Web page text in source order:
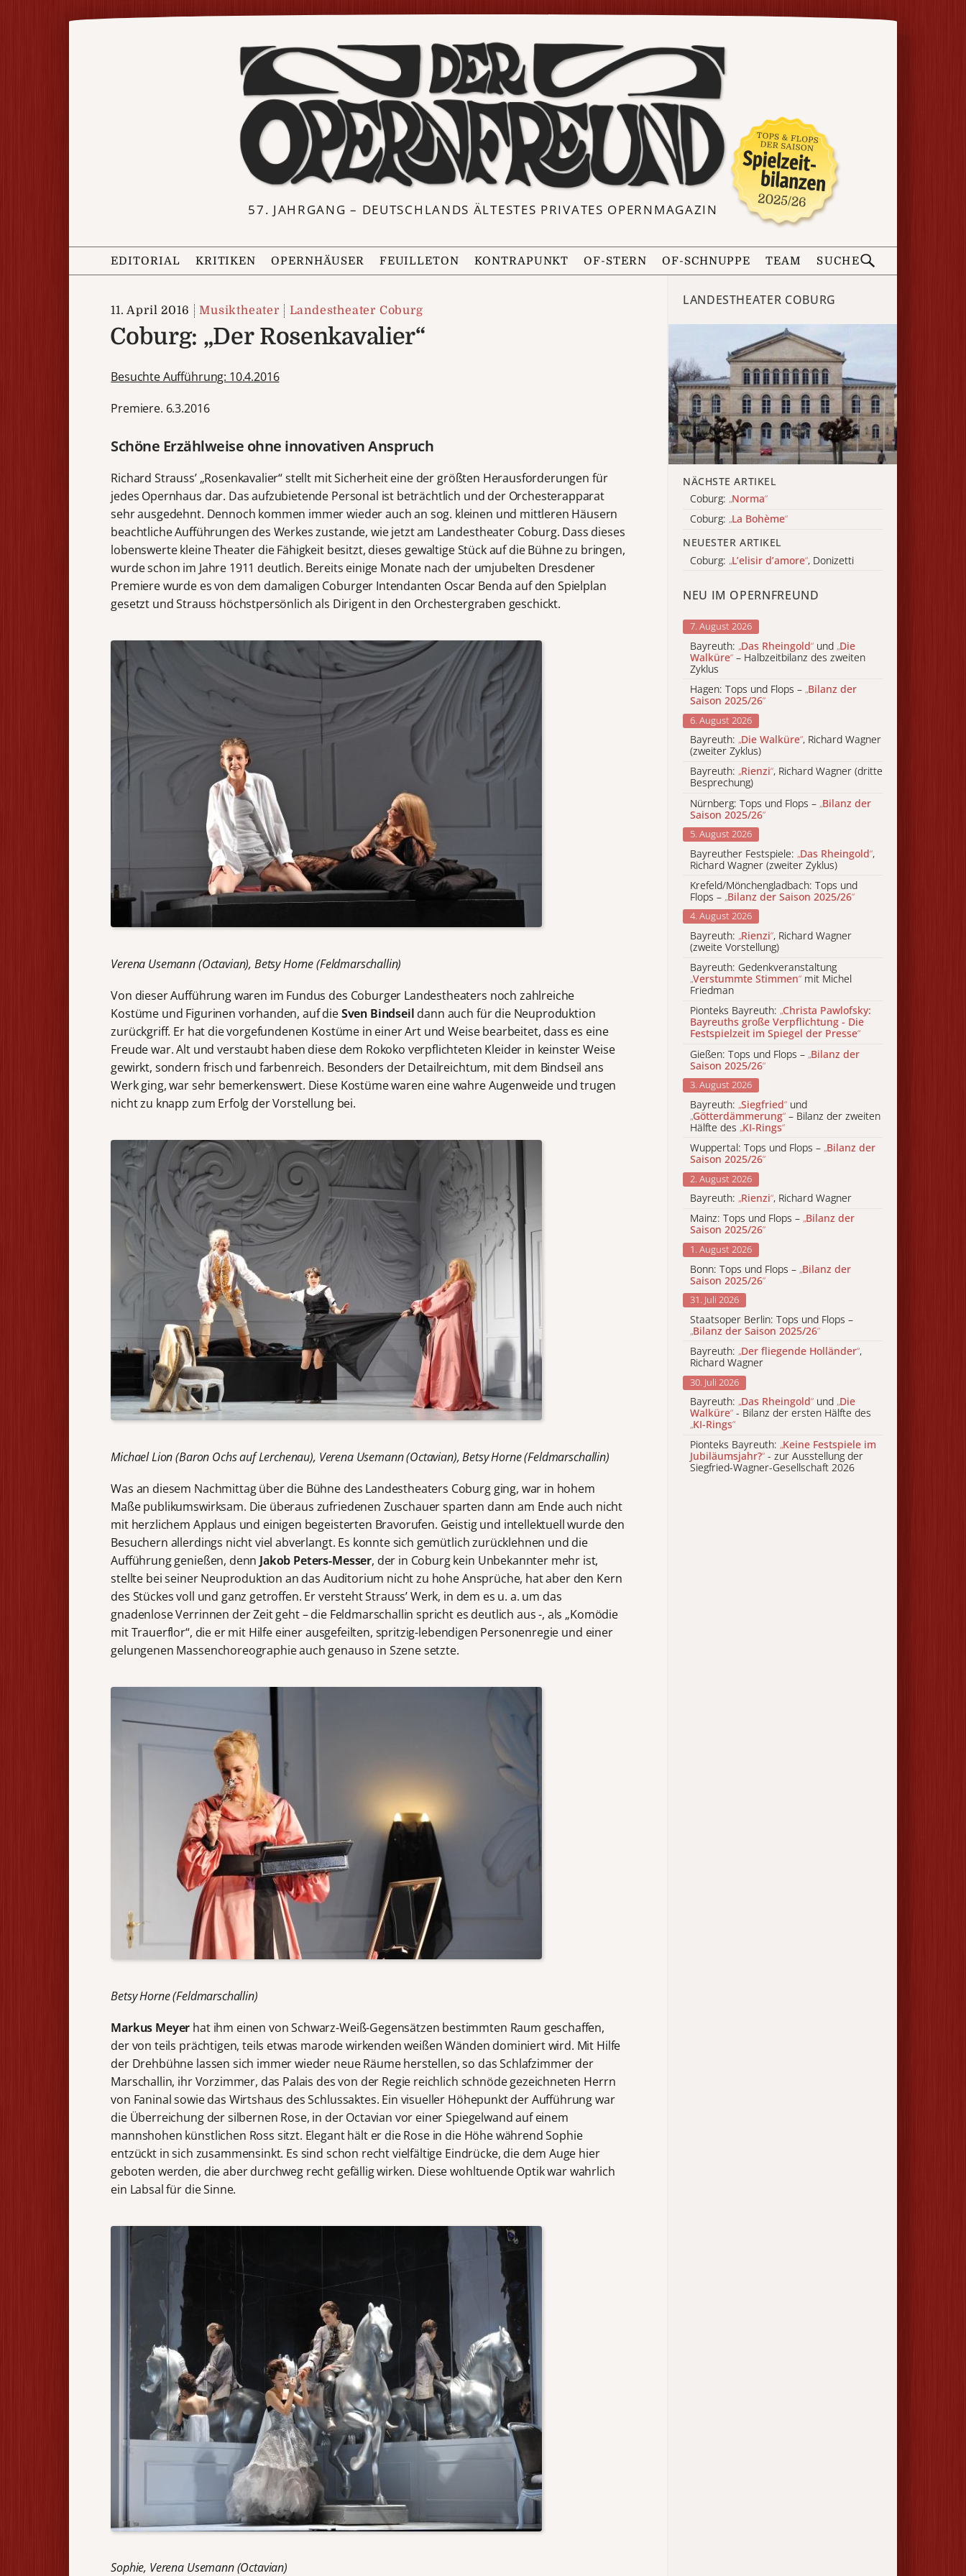
57. JAHRGANG – DEUTSCHLANDS ÄLTESTES PRIVATES OPERNMAGAZIN
EDITORIAL KRITIKEN OPERNHÄUSER FEUILLETON KONTRAPUNKT OF-STERN OF-SCHNUPPE TEAM SUCHE
11. April 2016 Musiktheater Landestheater Coburg
Coburg: „Der Rosenkavalier“
Besuchte Aufführung: 10.4.2016
Premiere. 6.3.2016
Schöne Erzählweise ohne innovativen Anspruch
Richard Strauss’ „Rosenkavalier“ stellt mit Sicherheit eine der größten Herausforderungen für
jedes Opernhaus dar. Das aufzubietende Personal ist beträchtlich und der Orchesterapparat
sehr ausgedehnt. Dennoch kommen immer wieder auch an sog. kleinen und mittleren Häusern
beachtliche Aufführungen des Werkes zustande, wie jetzt am Landestheater Coburg. Dass dieses
lobenswerte kleine Theater die Fähigkeit besitzt, dieses gewaltige Stück auf die Bühne zu bringen,
wurde schon im Jahre 1911 deutlich. Bereits einige Monate nach der umjubelten Dresdener
Premiere wurde es von dem damaligen Coburger Intendanten Oscar Benda auf den Spielplan
gesetzt und Strauss höchstpersönlich als Dirigent in den Orchestergraben geschickt.
Verena Usemann (Octavian), Betsy Horne (Feldmarschallin)
Von dieser Aufführung waren im Fundus des Coburger Landestheaters noch zahlreiche
Kostüme und Figurinen vorhanden, auf dieSven Bindseil dann auch für die Neuproduktion
zurückgriff. Er hat die vorgefundenen Kostüme in einer Art und Weise bearbeitet, dass es eine
Freude war. Alt und verstaubt haben diese dem Rokoko verpflichteten Kleider in keinster Weise
gewirkt, sondern frisch und farbenreich. Besonders der Detailreichtum, mit dem Bindseil ans
Werk ging, war sehr bemerkenswert. Diese Kostüme waren eine wahre Augenweide und trugen
nicht zu knapp zum Erfolg der Vorstellung bei.
Michael Lion (Baron Ochs auf Lerchenau), Verena Usemann (Octavian), Betsy Horne (Feldmarschallin)
Was an diesem Nachmittag über die Bühne des Landestheaters Coburg ging, war in hohem
Maße publikumswirksam. Die überaus zufriedenen Zuschauer sparten dann am Ende auch nicht
mit herzlichem Applaus und einigen begeisterten Bravorufen. Geistig und intellektuell wurde den
Besuchern allerdings nicht viel abverlangt. Es konnte sich gemütlich zurücklehnen und die
Aufführung genießen, denn Jakob Peters-Messer, der in Coburg kein Unbekannter mehr ist,
stellte bei seiner Neuproduktion an das Auditorium nicht zu hohe Ansprüche, hat aber den Kern
des Stückes voll und ganz getroffen. Er versteht Strauss’ Werk, in dem es u. a. um das
gnadenlose Verrinnen der Zeit geht – die Feldmarschallin spricht es deutlich aus -, als „Komödie
mit Trauerflor“, die er mit Hilfe einer ausgefeilten, spritzig-lebendigen Personenregie und einer
gelungenen Massenchoreographie auch genauso in Szene setzte.
Betsy Horne (Feldmarschallin)
Markus Meyer hat ihm einen von Schwarz-Weiß-Gegensätzen bestimmten Raum geschaffen,
der von teils prächtigen, teils etwas marode wirkenden weißen Wänden dominiert wird. Mit Hilfe
der Drehbühne lassen sich immer wieder neue Räume herstellen, so das Schlafzimmer der
Marschallin, ihr Vorzimmer, das Palais des von der Regie reichlich schnöde gezeichneten Herrn
von Faninal sowie das Wirtshaus des Schlussaktes. Ein visueller Höhepunkt der Aufführung war
die Überreichung der silbernen Rose, in der Octavian vor einer Spiegelwand auf einem
mannshohen künstlichen Ross sitzt. Elegant hält er die Rose in die Höhe während Sophie
entzückt in sich zusammensinkt. Es sind schon recht vielfältige Eindrücke, die dem Auge hier
geboten werden, die aber durchweg recht gefällig wirken. Diese wohltuende Optik war wahrlich
ein Labsal für die Sinne.
Sophie, Verena Usemann (Octavian)
LANDESTHEATER COBURG
NÄCHSTE ARTIKEL
Coburg: „Norma“
Coburg: „La Bohème“
NEUESTER ARTIKEL
Coburg: „L’elisir d’amore“, Donizetti
NEU IM OPERNFREUND
7. August 2026
Bayreuth: „Das Rheingold“ und „Die
Walküre“ – Halbzeitbilanz des zweiten
Zyklus
Hagen: Tops und Flops – „Bilanz der
Saison 2025/26“
6. August 2026
Bayreuth: „Die Walküre“, Richard Wagner
(zweiter Zyklus)
Bayreuth: „Rienzi“, Richard Wagner (dritte
Besprechung)
Nürnberg: Tops und Flops – „Bilanz der
Saison 2025/26“
5. August 2026
Bayreuther Festspiele: „Das Rheingold“,
Richard Wagner (zweiter Zyklus)
Krefeld/Mönchengladbach: Tops und
Flops – „Bilanz der Saison 2025/26“
4. August 2026
Bayreuth: „Rienzi“, Richard Wagner
(zweite Vorstellung)
Bayreuth: Gedenkveranstaltung
„Verstummte Stimmen“ mit Michel
Friedman
Pionteks Bayreuth: „Christa Pawlofsky:
Bayreuths große Verpflichtung - Die
Festspielzeit im Spiegel der Presse“
Gießen: Tops und Flops – „Bilanz der
Saison 2025/26“
3. August 2026
Bayreuth: „Siegfried“ und
„Götterdämmerung“ – Bilanz der zweiten
Hälfte des „KI-Rings“
Wuppertal: Tops und Flops – „Bilanz der
Saison 2025/26“
2. August 2026
Bayreuth: „Rienzi“, Richard Wagner
Mainz: Tops und Flops – „Bilanz der
Saison 2025/26“
1. August 2026
Bonn: Tops und Flops – „Bilanz der
Saison 2025/26“
31. Juli 2026
Staatsoper Berlin: Tops und Flops –
„Bilanz der Saison 2025/26“
Bayreuth: „Der fliegende Holländer“,
Richard Wagner
30. Juli 2026
Bayreuth: „Das Rheingold“ und „Die
Walküre“ - Bilanz der ersten Hälfte des
„KI-Rings“
Pionteks Bayreuth: „Keine Festspiele im
Jubiläumsjahr?“ - zur Ausstellung der
Siegfried-Wagner-Gesellschaft 2026